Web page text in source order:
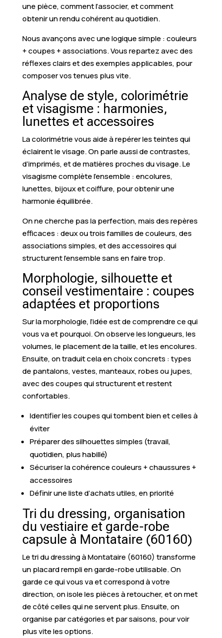
une pièce, comment l’associer, et comment
obtenir un rendu cohérent au quotidien.
Nous avançons avec une logique simple : couleurs
+ coupes + associations. Vous repartez avec des
réflexes clairs et des exemples applicables, pour
composer vos tenues plus vite.
Analyse de style, colorimétrie
et visagisme : harmonies,
lunettes et accessoires
La colorimétrie vous aide à repérer les teintes qui
éclairent le visage. On parle aussi de contrastes,
d’imprimés, et de matières proches du visage. Le
visagisme complète l’ensemble : encolures,
lunettes, bijoux et coiffure, pour obtenir une
harmonie équilibrée.
On ne cherche pas la perfection, mais des repères
efficaces : deux ou trois familles de couleurs, des
associations simples, et des accessoires qui
structurent l’ensemble sans en faire trop.
Morphologie, silhouette et
conseil vestimentaire : coupes
adaptées et proportions
Sur la morphologie, l’idée est de comprendre ce qui
vous va et pourquoi. On observe les longueurs, les
volumes, le placement de la taille, et les encolures.
Ensuite, on traduit cela en choix concrets : types
de pantalons, vestes, manteaux, robes ou jupes,
avec des coupes qui structurent et restent
confortables.
Identifier les coupes qui tombent bien et celles à
éviter
Préparer des silhouettes simples (travail,
quotidien, plus habillé)
Sécuriser la cohérence couleurs + chaussures +
accessoires
Définir une liste d’achats utiles, en priorité
Tri du dressing, organisation
du vestiaire et garde-robe
capsule à Montataire (60160)
Le tri du dressing à Montataire (60160) transforme
un placard rempli en garde-robe utilisable. On
garde ce qui vous va et correspond à votre
direction, on isole les pièces à retoucher, et on met
de côté celles qui ne servent plus. Ensuite, on
organise par catégories et par saisons, pour voir
plus vite les options.